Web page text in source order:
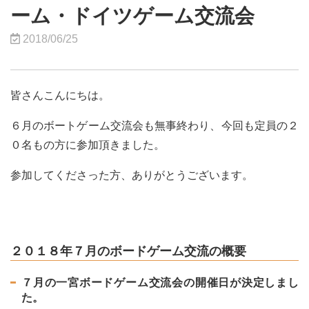
ーム・ドイツゲーム交流会
2018/06/25
皆さんこんにちは。
６月のボートゲーム交流会も無事終わり、今回も定員の２
０名もの方に参加頂きました。
参加してくださった方、ありがとうございます。
２０１８年７月のボードゲーム交流の概要
７月の一宮ボードゲーム交流会の開催日が決定しまし
た。